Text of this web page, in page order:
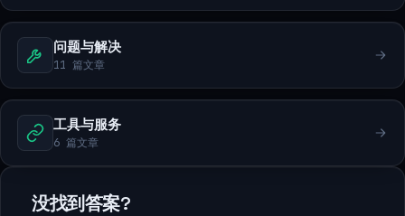
问题与解决
11 篇文章
工具与服务
6 篇文章
没找到答案?